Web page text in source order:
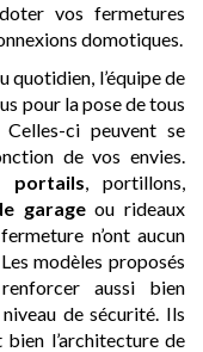
vos fermetures
domotiques.
quotidien, l’équipe de
pour la pose de tous
Celles-ci peuvent se
de vos envies.
portails, portillons,
garageou rideaux
n’ont aucun
modèles proposés
aussi bien
de sécurité. Ils
l’architecture de